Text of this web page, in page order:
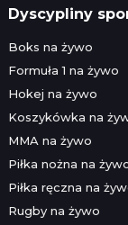
Dyscypliny
Boks na żywo
Formuła 1 na żywo
Hokej na żywo
Koszykówka na
MMA na żywo
Piłka nożna na
Piłka ręczna na
Rugby na żywo